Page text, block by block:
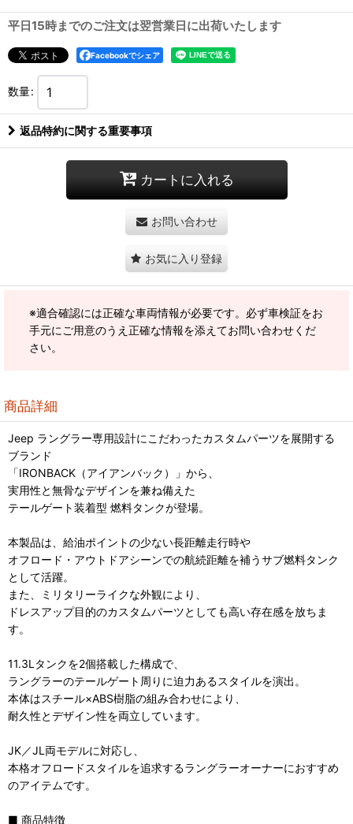
平日15時までのご注文は翌営業日に出荷いたします
Facebookでシェア
数量:
返品特約に関する重要事項
カートに入れる
お問い合わせ
お気に入り登録
※適合確認には正確な車両情報が必要です。必ず車検証をお
手元にご用意のうえ正確な情報を添えてお問い合わせくだ
さい。
商品詳細
Jeep ラングラー専用設計にこだわったカスタムパーツを展開する
ブランド
「IRONBACK（アイアンバック）」から、
実用性と無骨なデザインを兼ね備えた
テールゲート装着型 燃料タンクが登場。
本製品は、給油ポイントの少ない長距離走行時や
オフロード・アウトドアシーンでの航続距離を補うサブ燃料タンク
として活躍。
また、ミリタリーライクな外観により、
ドレスアップ目的のカスタムパーツとしても高い存在感を放ちま
す。
11.3Lタンクを2個搭載した構成で、
ラングラーのテールゲート周りに迫力あるスタイルを演出。
本体はスチール×ABS樹脂の組み合わせにより、
耐久性とデザイン性を両立しています。
JK／JL両モデルに対応し、
本格オフロードスタイルを追求するラングラーオーナーにおすすめ
のアイテムです。
■ 商品特徴